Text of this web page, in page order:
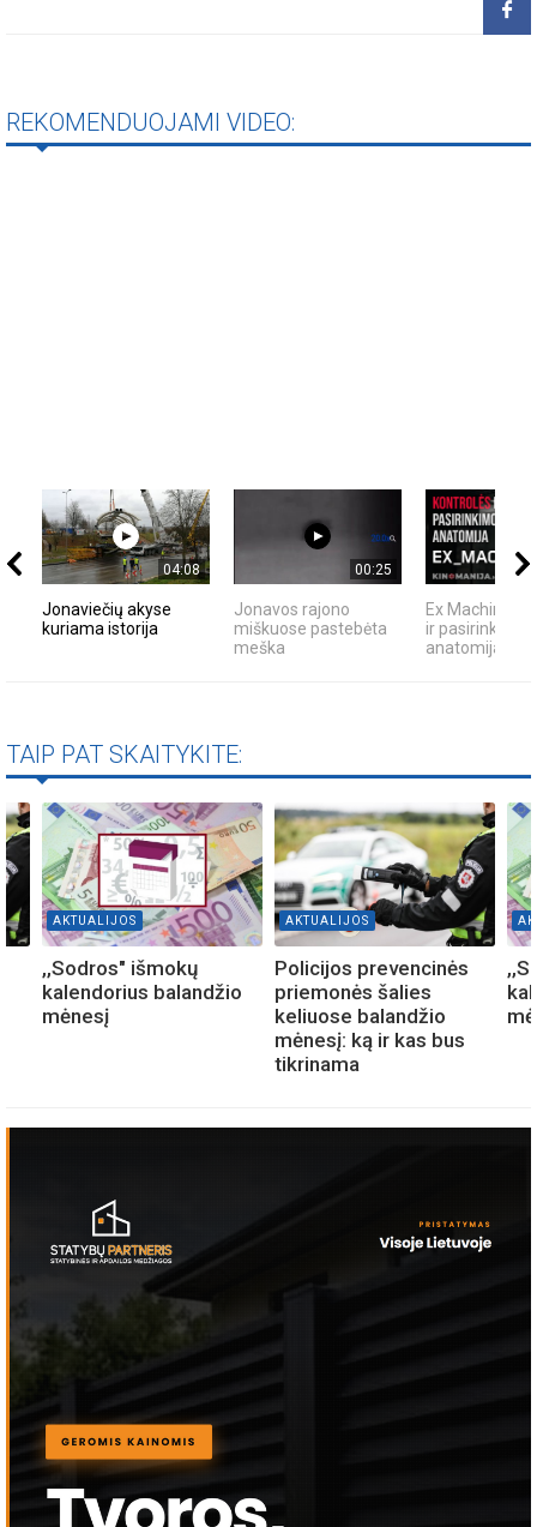
REKOMENDUOJAMI VIDEO:
04:08
Jonaviečių akyse
kuriama istorija
00:25
Jonavos rajono
miškuose pastebėta
meška
Ex Machina:
ir pasirinkimo
anatomija
TAIP PAT SKAITYKITE:
AKTUALIJOS
,,Sodros" išmokų
kalendorius balandžio
mėnesį
AKTUALIJOS
Policijos prevencinės
priemonės šalies
keliuose balandžio
mėnesį: ką ir kas bus
tikrinama